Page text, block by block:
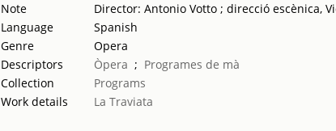
Note
Director: Antonio Votto ; direcció escènica,
Language
Spanish
Genre
Opera
Descriptors
Òpera ; Programes de mà
Collection
Programs
Work details
La Traviata